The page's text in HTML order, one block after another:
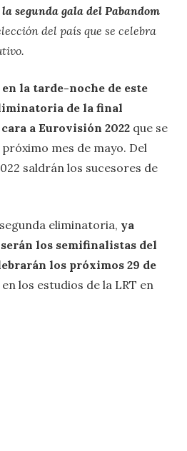
segunda gala del Pabandom
del país que se celebra
la tarde-noche de este
de la final
a Eurovisión 2022 que se
mes de mayo. Del
saldrán los sucesores de
eliminatoria, ya
los semifinalistas del
los próximos 29 de
en los estudios de la LRT en